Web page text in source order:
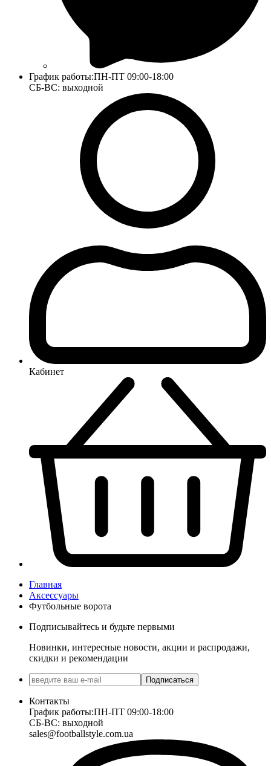
График работы:ПН-ПТ 09:00-18:00
СБ-ВС: выходной
Кабинет
Главная
Аксессуары
Футбольные ворота
Подписывайтесь и будьте первыми
Новинки, интересные новости, акции и распродажи,
скидки и рекомендации
Подписаться
Контакты
График работы:ПН-ПТ 09:00-18:00
СБ-ВС: выходной
sales@footballstyle.com.ua